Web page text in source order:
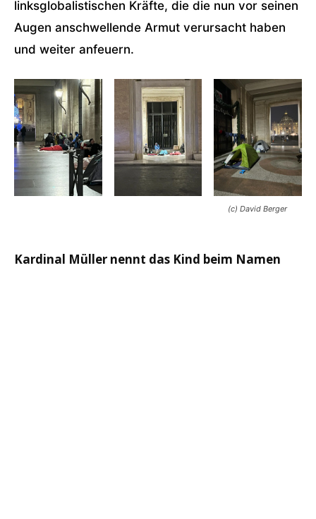
linksglobalistischen Kräfte, die die nun vor seinen
Augen anschwellende Armut verursacht haben
und weiter anfeuern.
(c) David Berger
Kardinal Müller nennt das Kind beim Namen